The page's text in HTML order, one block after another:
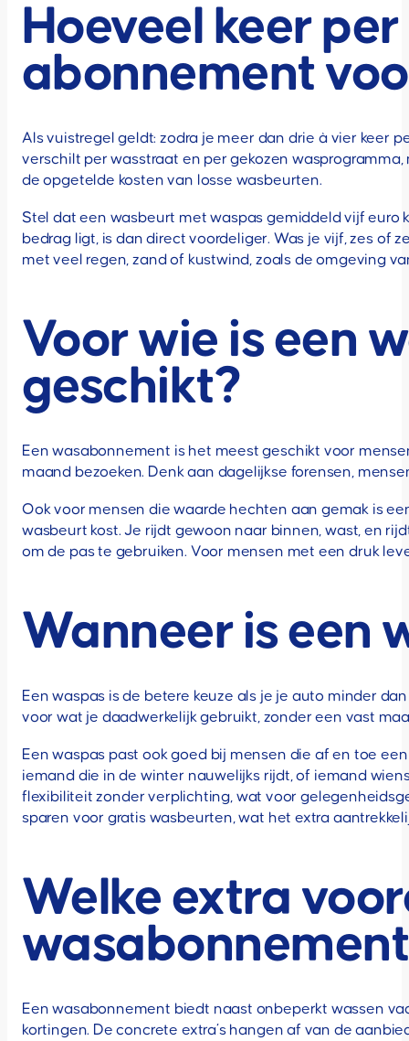
Hoeveel keer
abonnement
Als vuistregel geldt: zodra je meer dan drie à vier keer
verschilt per wasstraat en per gekozen
de opgetelde kosten van losse wasbeurten.
Stel dat een wasbeurt met waspas gemiddeld vijf
bedrag ligt, is dan direct voordeliger. Was je vijf, zes of
met veel regen, zand of kustwind, zoals de omgeving
Voor wie is een
geschikt?
Een wasabonnement is het meest geschikt voor
maand bezoeken. Denk aan dagelijkse forensen,
Ook voor mensen die waarde hechten aan gemak is
wasbeurt kost. Je rijdt gewoon naar binnen, wast, en
om de pas te gebruiken. Voor mensen met een druk
Wanneer is een
Een waspas is de betere keuze als je je auto minder
voor wat je daadwerkelijk gebruikt, zonder een vast
Een waspas past ook goed bij mensen die af en toe
iemand die in de winter nauwelijks rijdt, of iemand
flexibiliteit zonder verplichting, wat voor
sparen voor gratis wasbeurten, wat het extra
Welke extra
Een wasabonnement biedt naast onbeperkt wassen
kortingen. De concrete extra’s hangen af van de